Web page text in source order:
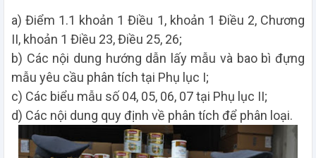
a) Điểm 1.1 khoản 1 Điều 1, khoản 1 Điều 2, Chương
II, khoản 1 Điều 23, Điều 25, 26;
b) Các nội dung hướng dẫn lấy mẫu và bao bì đựng
mẫu yêu cầu phân tích tại Phụ lục I;
c) Các biểu mẫu số 04, 05, 06, 07 tại Phụ lục II;
d) Các nội dung quy định về phân tích để phân loại.